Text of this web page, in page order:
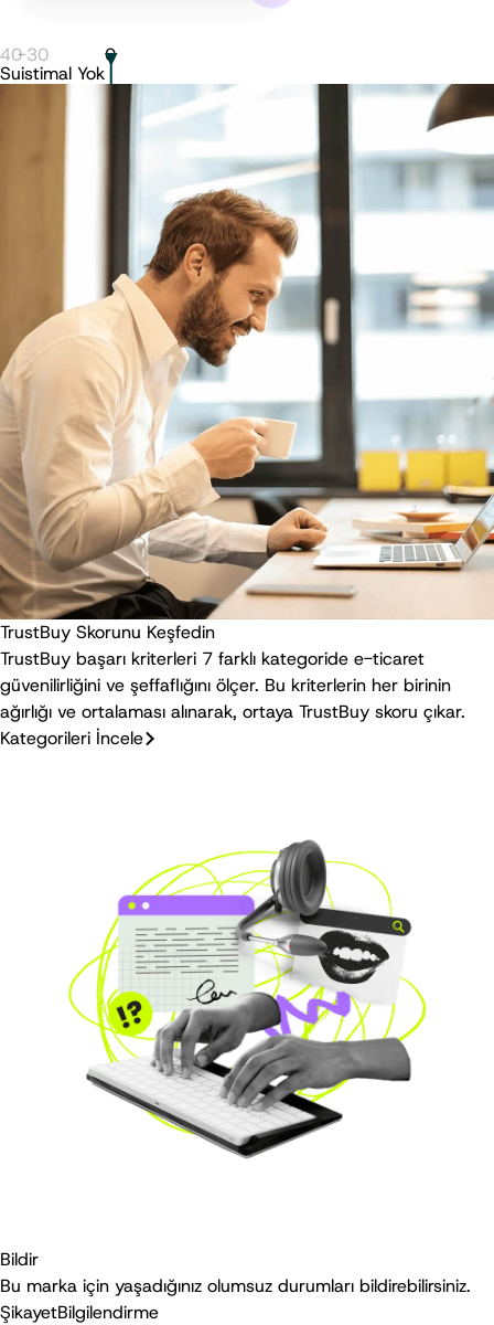
40-30
0
Suistimal Yok
TrustBuy Skorunu Keşfedin
TrustBuy başarı kriterleri 7 farklı kategoride e-ticaret
güvenilirliğini ve şeffaflığını ölçer. Bu kriterlerin her birinin
ağırlığı ve ortalaması alınarak, ortaya TrustBuy skoru çıkar.
Kategorileri İncele
Bildir
Bu marka için yaşadığınız olumsuz durumları bildirebilirsiniz.
ŞikayetBilgilendirme